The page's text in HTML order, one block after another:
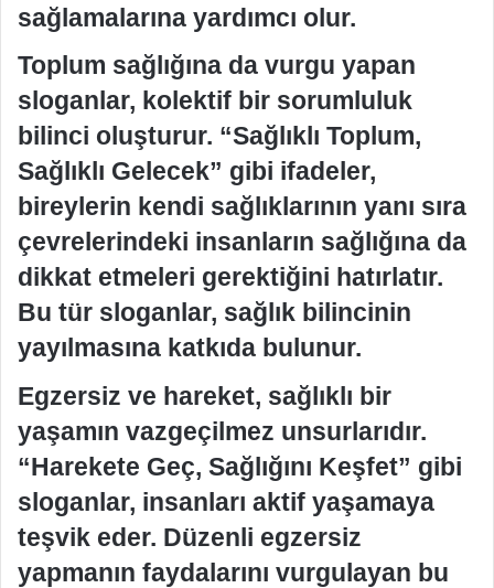
sağlamalarına yardımcı olur.
Toplum sağlığına da vurgu yapan
sloganlar, kolektif bir sorumluluk
bilinci oluşturur. “Sağlıklı Toplum,
Sağlıklı Gelecek” gibi ifadeler,
bireylerin kendi sağlıklarının yanı sıra
çevrelerindeki insanların sağlığına da
dikkat etmeleri gerektiğini hatırlatır.
Bu tür sloganlar, sağlık bilincinin
yayılmasına katkıda bulunur.
Egzersiz ve hareket, sağlıklı bir
yaşamın vazgeçilmez unsurlarıdır.
“Harekete Geç, Sağlığını Keşfet” gibi
sloganlar, insanları aktif yaşamaya
teşvik eder. Düzenli egzersiz
yapmanın faydalarını vurgulayan bu